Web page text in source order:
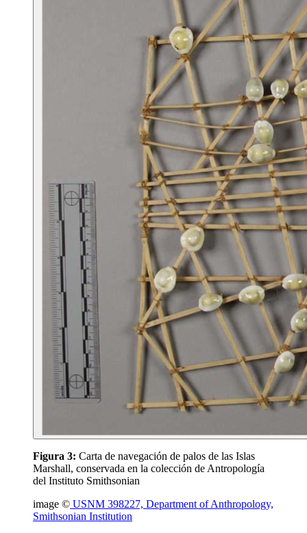
Figura 3: Carta de navegación de palos de las Islas
Marshall, conservada en la colección de Antropología
del Instituto Smithsonian
image © USNM 398227, Department of Anthropology,
Smithsonian Institution